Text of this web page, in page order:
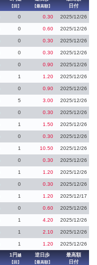
【回】
【最高額】
日付
0 0.30 2025/12/26
0 0.60 2025/12/26
0 0.30 2025/12/26
0 0.30 2025/12/26
0 0.90 2025/12/26
1 1.20 2025/12/26
0 0.90 2025/12/26
5 3.00 2025/12/26
0 0.30 2025/12/26
1 1.50 2025/12/26
0 0.30 2025/12/26
1 10.50 2025/12/26
0 0.30 2025/12/26
1 1.20 2025/12/26
0 0.30 2025/12/26
1 1.20 2025/12/17
0 0.60 2025/12/26
1 4.20 2025/12/26
1 2.10 2025/12/26
1 1.20 2025/12/26
1円 越
【回】
逆日歩
【最高額】
最高額
日付